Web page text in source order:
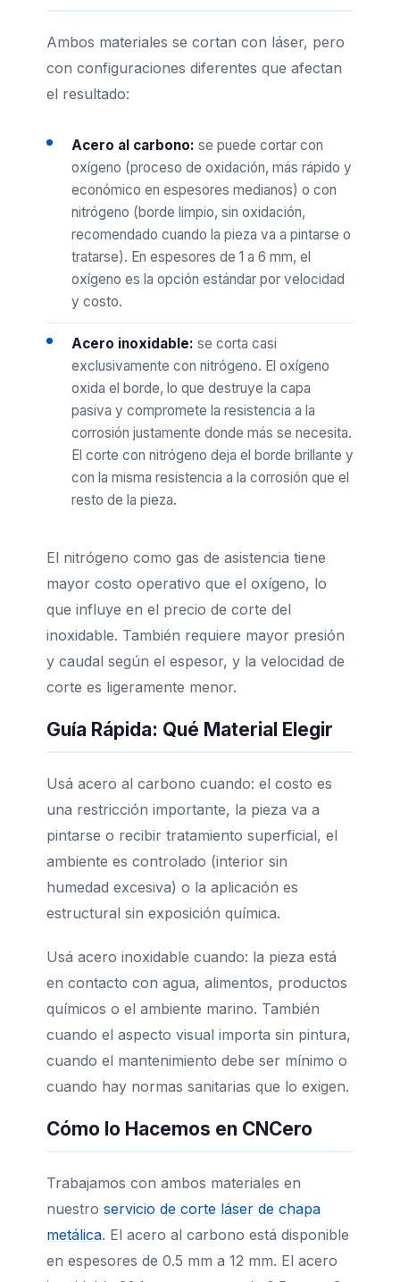
Ambos materiales se cortan con láser, pero
con configuraciones diferentes que afectan
el resultado:
Acero al carbono: se puede cortar con
oxígeno (proceso de oxidación, más rápido y
económico en espesores medianos) o con
nitrógeno (borde limpio, sin oxidación,
recomendado cuando la pieza va a pintarse o
tratarse). En espesores de 1 a 6 mm, el
oxígeno es la opción estándar por velocidad
y costo.
Acero inoxidable: se corta casi
exclusivamente con nitrógeno. El oxígeno
oxida el borde, lo que destruye la capa
pasiva y compromete la resistencia a la
corrosión justamente donde más se necesita.
El corte con nitrógeno deja el borde brillante y
con la misma resistencia a la corrosión que el
resto de la pieza.
El nitrógeno como gas de asistencia tiene
mayor costo operativo que el oxígeno, lo
que influye en el precio de corte del
inoxidable. También requiere mayor presión
y caudal según el espesor, y la velocidad de
corte es ligeramente menor.
Guía Rápida: Qué Material Elegir
Usá acero al carbono cuando: el costo es
una restricción importante, la pieza va a
pintarse o recibir tratamiento superficial, el
ambiente es controlado (interior sin
humedad excesiva) o la aplicación es
estructural sin exposición química.
Usá acero inoxidable cuando: la pieza está
en contacto con agua, alimentos, productos
químicos o el ambiente marino. También
cuando el aspecto visual importa sin pintura,
cuando el mantenimiento debe ser mínimo o
cuando hay normas sanitarias que lo exigen.
Cómo lo Hacemos en CNCero
Trabajamos con ambos materiales en
nuestro servicio de corte láser de chapa
metálica. El acero al carbono está disponible
en espesores de 0.5 mm a 12 mm. El acero